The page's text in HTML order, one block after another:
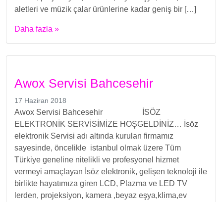
aletleri ve müzik çalar ürünlerine kadar geniş bir […]
Daha fazla »
Awox Servisi Bahcesehir
17 Haziran 2018
Awox Servisi Bahcesehir İSÖZ
ELEKTRONİK SERVİSİMİZE HOŞGELDİNİZ… İsöz
elektronik Servisi adı altında kurulan firmamız
sayesinde, öncelikle istanbul olmak üzere Tüm
Türkiye geneline nitelikli ve profesyonel hizmet
vermeyi amaçlayan İsöz elektronik, gelişen teknoloji ile
birlikte hayatımıza giren LCD, Plazma ve LED TV
lerden, projeksiyon, kamera ,beyaz eşya,klima,ev